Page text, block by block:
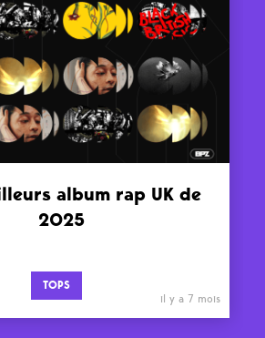
album rap UK de
2025
TOPS
il y a 7 mois